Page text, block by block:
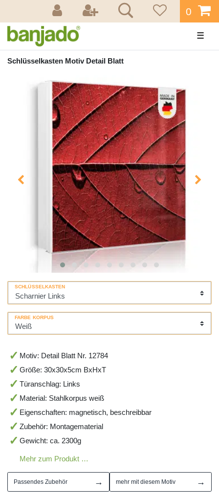
0
☰
Schlüsselkasten Motiv Detail Blatt
SCHLÜSSELKASTEN
FARBE KORPUS
Motiv: Detail Blatt Nr. 12784
Größe: 30x30x5cm BxHxT
Türanschlag: Links
Material: Stahlkorpus weiß
Eigenschaften: magnetisch, beschreibbar
Zubehör: Montagematerial
Gewicht: ca. 2300g
Mehr zum Produkt …
Passendes Zubehör → mehr mit diesem Motiv →